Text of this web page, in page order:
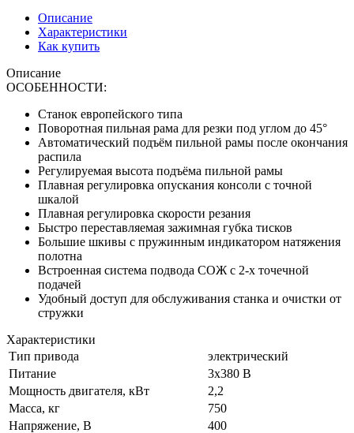
Описание
Характеристики
Как купить
Описание
ОСОБЕННОСТИ:
Станок европейского типа
Поворотная пильная рама для резки под углом до 45°
Автоматический подъём пильной рамы после окончания
распила
Регулируемая высота подъёма пильной рамы
Плавная регулировка опускания консоли с точной
шкалой
Плавная регулировка скорости резания
Быстро переставляемая зажимная губка тисков
Большие шкивы с пружинным индикатором натяжения
полотна
Встроенная система подвода СОЖ с 2-х точечной
подачей
Удобный доступ для обслуживания станка и очистки от
стружки
Характеристики
Тип привода
электрический
Питание
3х380 В
Мощность двигателя, кВт
2,2
Масса, кг
750
Напряжение, В
400